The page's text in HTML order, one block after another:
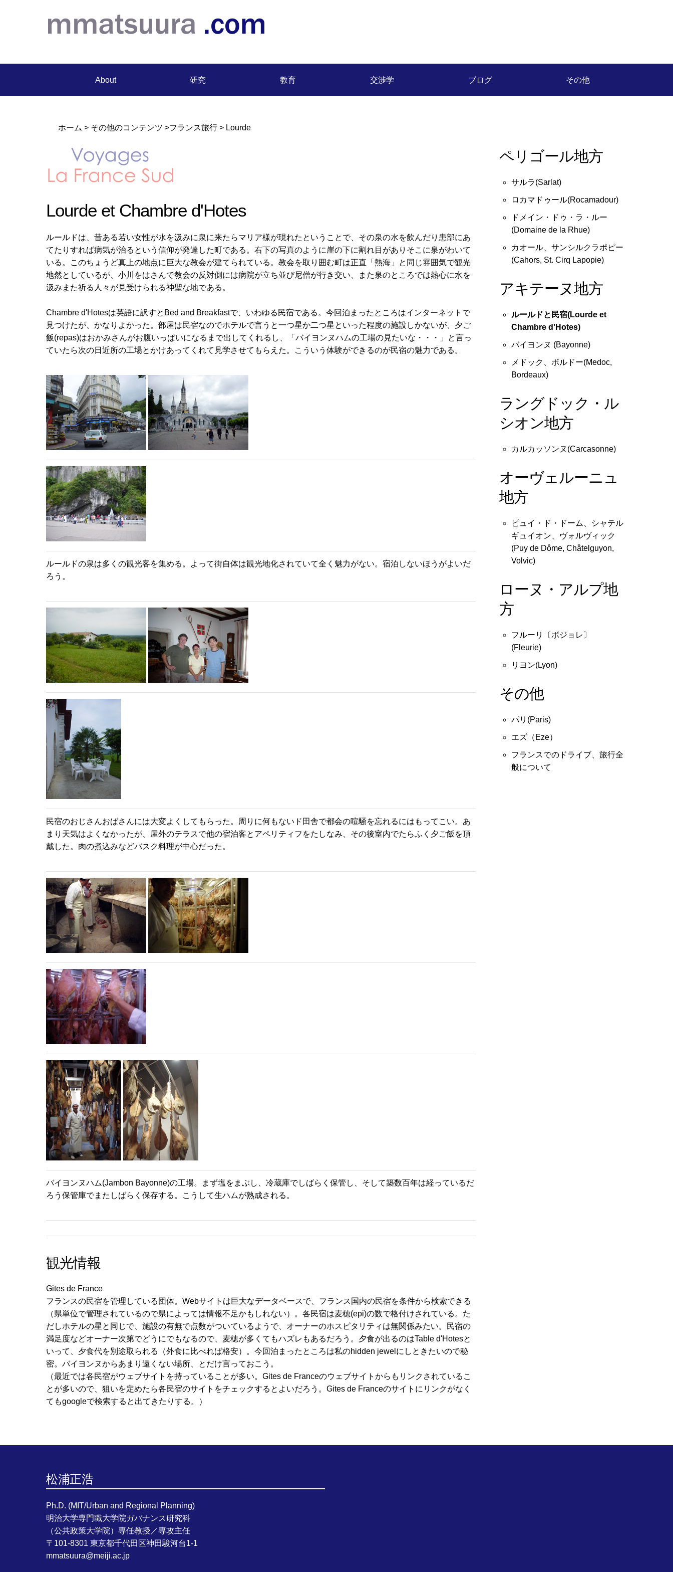
About 研究 教育 交渉学 ブログ その他
ホーム > その他のコンテンツ >フランス旅行 > Lourde
Lourde et Chambre d'Hotes
ルールドは、昔ある若い女性が水を汲みに泉に来たらマリア様が現れたということで、その泉の水を飲んだり患部にあ
てたりすれば病気が治るという信仰が発達した町である。右下の写真のように崖の下に割れ目がありそこに泉がわいて
いる。このちょうど真上の地点に巨大な教会が建てられている。教会を取り囲む町は正直「熱海」と同じ雰囲気で観光
地然としているが、小川をはさんで教会の反対側には病院が立ち並び尼僧が行き交い、また泉のところでは熱心に水を
汲みまた祈る人々が見受けられる神聖な地である。
Chambre d'Hotesは英語に訳すとBed and Breakfastで、いわゆる民宿である。今回泊まったところはインターネットで
見つけたが、かなりよかった。部屋は民宿なのでホテルで言うと一つ星か二つ星といった程度の施設しかないが、夕ご
飯(repas)はおかみさんがお腹いっぱいになるまで出してくれるし、「バイヨンヌハムの工場の見たいな・・・」と言っ
ていたら次の日近所の工場とかけあってくれて見学させてもらえた。こういう体験ができるのが民宿の魅力である。
ルールドの泉は多くの観光客を集める。よって街自体は観光地化されていて全く魅力がない。宿泊しないほうがよいだ
ろう。
民宿のおじさんおばさんには大変よくしてもらった。周りに何もないド田舎で都会の喧騒を忘れるにはもってこい。あ
まり天気はよくなかったが、屋外のテラスで他の宿泊客とアペリティフをたしなみ、その後室内でたらふく夕ご飯を頂
戴した。肉の煮込みなどバスク料理が中心だった。
バイヨンヌハム(Jambon Bayonne)の工場。まず塩をまぶし、冷蔵庫でしばらく保管し、そして築数百年は経っているだ
ろう保管庫でまたしばらく保存する。こうして生ハムが熟成される。
観光情報
Gites de France
フランスの民宿を管理している団体。Webサイトは巨大なデータベースで、フランス国内の民宿を条件から検索できる
（県単位で管理されているので県によっては情報不足かもしれない）。各民宿は麦穂(epi)の数で格付けされている。た
だしホテルの星と同じで、施設の有無で点数がついているようで、オーナーのホスピタリティは無関係みたい。民宿の
満足度などオーナー次第でどうにでもなるので、麦穂が多くてもハズレもあるだろう。夕食が出るのはTable d'Hotesと
いって、夕食代を別途取られる（外食に比べれば格安）。今回泊まったところは私のhidden jewelにしときたいので秘
密。バイヨンヌからあまり遠くない場所、とだけ言っておこう。
（最近では各民宿がウェブサイトを持っていることが多い。Gites de Franceのウェブサイトからもリンクされているこ
とが多いので、狙いを定めたら各民宿のサイトをチェックするとよいだろう。Gites de Franceのサイトにリンクがなく
てもgoogleで検索すると出てきたりする。）
ペリゴール地方
サルラ(Sarlat)
ロカマドゥール(Rocamadour)
ドメイン・ドゥ・ラ・ルー
(Domaine de la Rhue)
カオール、サンシルクラポピー
(Cahors, St. Cirq Lapopie)
アキテーヌ地方
ルールドと民宿(Lourde et
Chambre d'Hotes)
バイヨンヌ (Bayonne)
メドック、ボルドー(Medoc,
Bordeaux)
ラングドック・ル
シオン地方
カルカッソンヌ(Carcasonne)
オーヴェルーニュ
地方
ピュイ・ド・ドーム、シャテル
ギュイオン、ヴォルヴィック
(Puy de Dôme, Châtelguyon,
Volvic)
ローヌ・アルプ地
方
フルーリ〔ボジョレ〕
(Fleurie)
リヨン(Lyon)
その他
パリ(Paris)
エズ（Eze）
フランスでのドライブ、旅行全
般について
松浦正浩
Ph.D. (MIT/Urban and Regional Planning)
明治大学専門職大学院ガバナンス研究科
（公共政策大学院）専任教授／専攻主任
〒101-8301 東京都千代田区神田駿河台1-1
mmatsuura@meiji.ac.jp